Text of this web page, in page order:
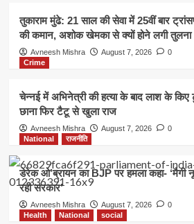
तुकाराम मुंढे: 21 साल की सेवा में 25वीं बार
की कमान, अशोक खेमका से क्यों होने लगी तुलना
Avneesh Mishra August 7, 2026
0
Crime
चेन्नई में अभिनेत्री की हत्या के बाद लाश के
छाना फिर टैटू से खुला राज
Avneesh Mishra August 7, 2026
0
National
राजनीति
डेरेक ओ’ब्रायन का BJP पर हमला कहा- ‘मैगी
रही सरकार’
Avneesh Mishra August 7, 2026
0
Health
National social